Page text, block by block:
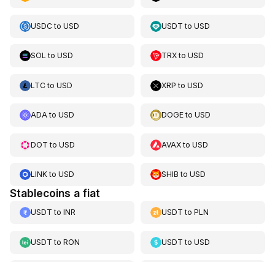
USDCto USD USDT toUSD
SOL to USD TRXtoUSD
LTCto USD XRP toUSD
ADAto USD DOGEtoUSD
DOT to USD AVAXtoUSD
LINKto USD SHIB toUSD
Stablecoins a fiat
USDT to INR USDT toPLN
USDT to RON USDT toUSD